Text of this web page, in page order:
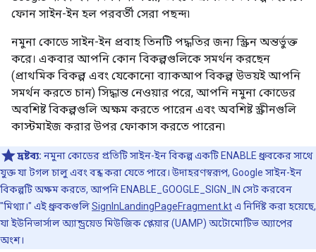
ফোন সাইন-ইন হল পরবর্তী সেরা পছন্দ৷
নমুনা কোডে সাইন-ইন প্রবাহ তিনটি পদ্ধতির জন্য স্ক্রিন অন্তর্ভুক্ত
করে। একবার আপনি কোন বিকল্পগুলিকে সমর্থন করছেন
(প্রাথমিক বিকল্প এবং যেকোনো ব্যাকআপ বিকল্প উভয়ই আপনি
সমর্থন করতে চান) সিদ্ধান্ত নেওয়ার পরে, আপনি নমুনা কোডের
অবশিষ্ট বিকল্পগুলি অক্ষম করতে পারেন এবং অবশিষ্ট স্ক্রীনগুলি
কাস্টমাইজ করার উপর ফোকাস করতে পারেন৷
দ্রষ্টব্য: নমুনা কোডের প্রতিটি সাইন-ইন বিকল্প একটি ENABLE ধ্রুবকের সাথে
যুক্ত যা টগল চালু এবং বন্ধ করা যেতে পারে। উদাহরণস্বরূপ, Google সাইন-ইন
বিকল্পটি অক্ষম করতে, আপনি ENABLE_GOOGLE_SIGN_IN সেট করবেন
"মিথ্যা।" এই ধ্রুবকগুলিSignInLandingPageFragment.kt এ নির্দিষ্ট করা হয়েছে,
যা ইউনিভার্সাল অ্যান্ড্রয়েড মিউজিক প্লেয়ার (UAMP) অটোমোটিভ অ্যাপের
অংশ।